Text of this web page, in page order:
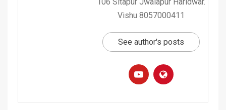
Vishu 8057000411
See author's posts